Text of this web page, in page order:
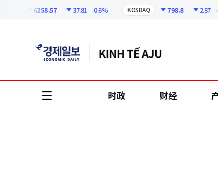
6258.57 37.81 -0.6% KOSDAQ 798.8 2.87 -
时政 财经